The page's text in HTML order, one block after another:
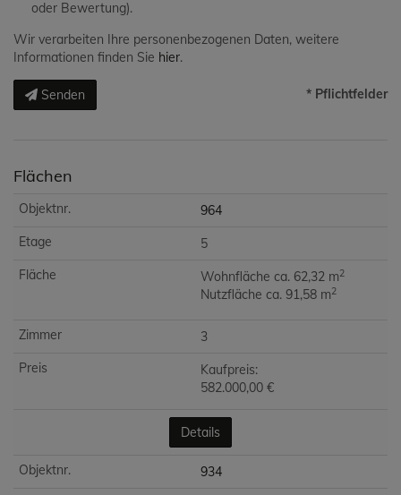
oder Bewertung).
Wir verarbeiten Ihre personenbezogenen Daten, weitere
Informationen finden Sie hier.
Senden * Pflichtfelder
Flächen
964
5
Wohnfläche ca. 62,32 m2
Nutzfläche ca. 91,58 m2
3
Kaufpreis:
582.000,00 €
Details
934